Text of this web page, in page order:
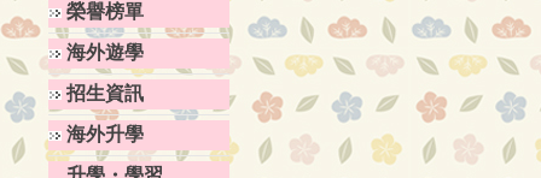
榮譽榜單
海外遊學
招生資訊
海外升學